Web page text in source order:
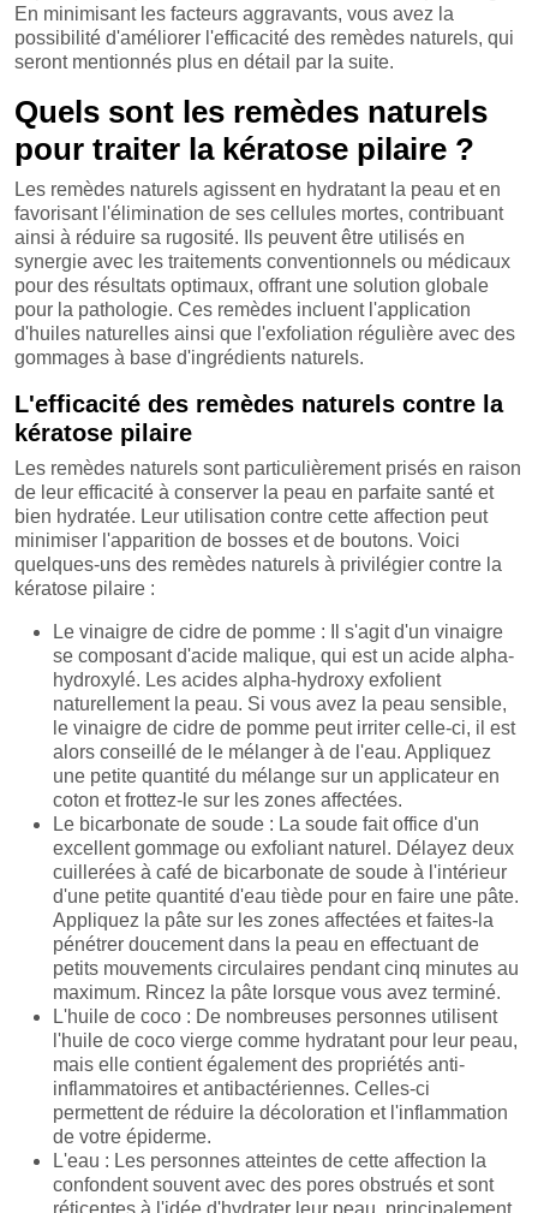
En minimisant les facteurs aggravants, vous avez la
possibilité d'améliorer l'efficacité des remèdes naturels, qui
seront mentionnés plus en détail par la suite.
Quels sont les remèdes naturels
pour traiter la kératose pilaire ?
Les remèdes naturels agissent en hydratant la peau et en
favorisant l'élimination de ses cellules mortes, contribuant
ainsi à réduire sa rugosité. Ils peuvent être utilisés en
synergie avec les traitements conventionnels ou médicaux
pour des résultats optimaux, offrant une solution globale
pour la pathologie. Ces remèdes incluent l'application
d'huiles naturelles ainsi que l'exfoliation régulière avec des
gommages à base d'ingrédients naturels.
L'efficacité des remèdes naturels contre la
kératose pilaire
Les remèdes naturels sont particulièrement prisés en raison
de leur efficacité à conserver la peau en parfaite santé et
bien hydratée. Leur utilisation contre cette affection peut
minimiser l'apparition de bosses et de boutons. Voici
quelques-uns des remèdes naturels à privilégier contre la
kératose pilaire :
Le vinaigre de cidre de pomme : Il s'agit d'un vinaigre
se composant d'acide malique, qui est un acide alpha-
hydroxylé. Les acides alpha-hydroxy exfolient
naturellement la peau. Si vous avez la peau sensible,
le vinaigre de cidre de pomme peut irriter celle-ci, il est
alors conseillé de le mélanger à de l'eau. Appliquez
une petite quantité du mélange sur un applicateur en
coton et frottez-le sur les zones affectées.
Le bicarbonate de soude : La soude fait office d'un
excellent gommage ou exfoliant naturel. Délayez deux
cuillerées à café de bicarbonate de soude à l'intérieur
d'une petite quantité d'eau tiède pour en faire une pâte.
Appliquez la pâte sur les zones affectées et faites-la
pénétrer doucement dans la peau en effectuant de
petits mouvements circulaires pendant cinq minutes au
maximum. Rincez la pâte lorsque vous avez terminé.
L'huile de coco : De nombreuses personnes utilisent
l'huile de coco vierge comme hydratant pour leur peau,
mais elle contient également des propriétés anti-
inflammatoires et antibactériennes. Celles-ci
permettent de réduire la décoloration et l'inflammation
de votre épiderme.
L'eau : Les personnes atteintes de cette affection la
confondent souvent avec des pores obstrués et sont
réticentes à l'idée d'hydrater leur peau, principalement